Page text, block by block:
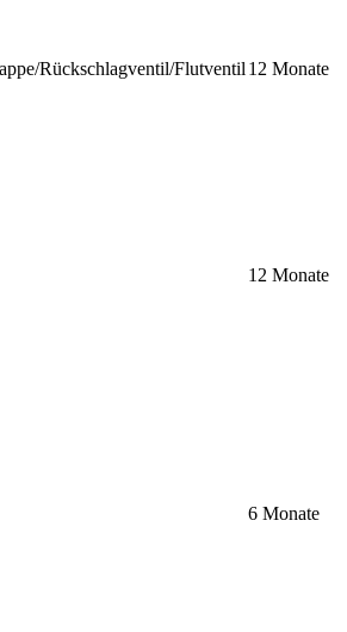
Rückschlagventil/Flutventil 12 Monate
12 Monate
6 Monate